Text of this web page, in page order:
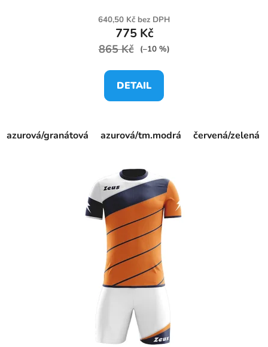
640,50 Kč bez DPH
775 Kč
865 Kč (–10 %)
DETAIL
azurová/granátová azurová/tm.modrá červená/zelená